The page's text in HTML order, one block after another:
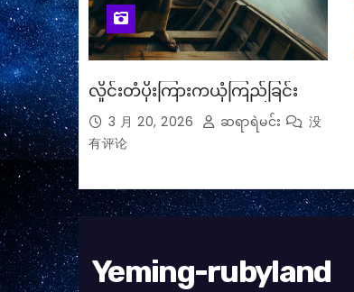
လှိုင်းတံပိုးကြားကယုံကြည်ခြင်း
3 月 20, 2026 ဆရာရဲမင်း
没
有评论
Yeming-rubyland